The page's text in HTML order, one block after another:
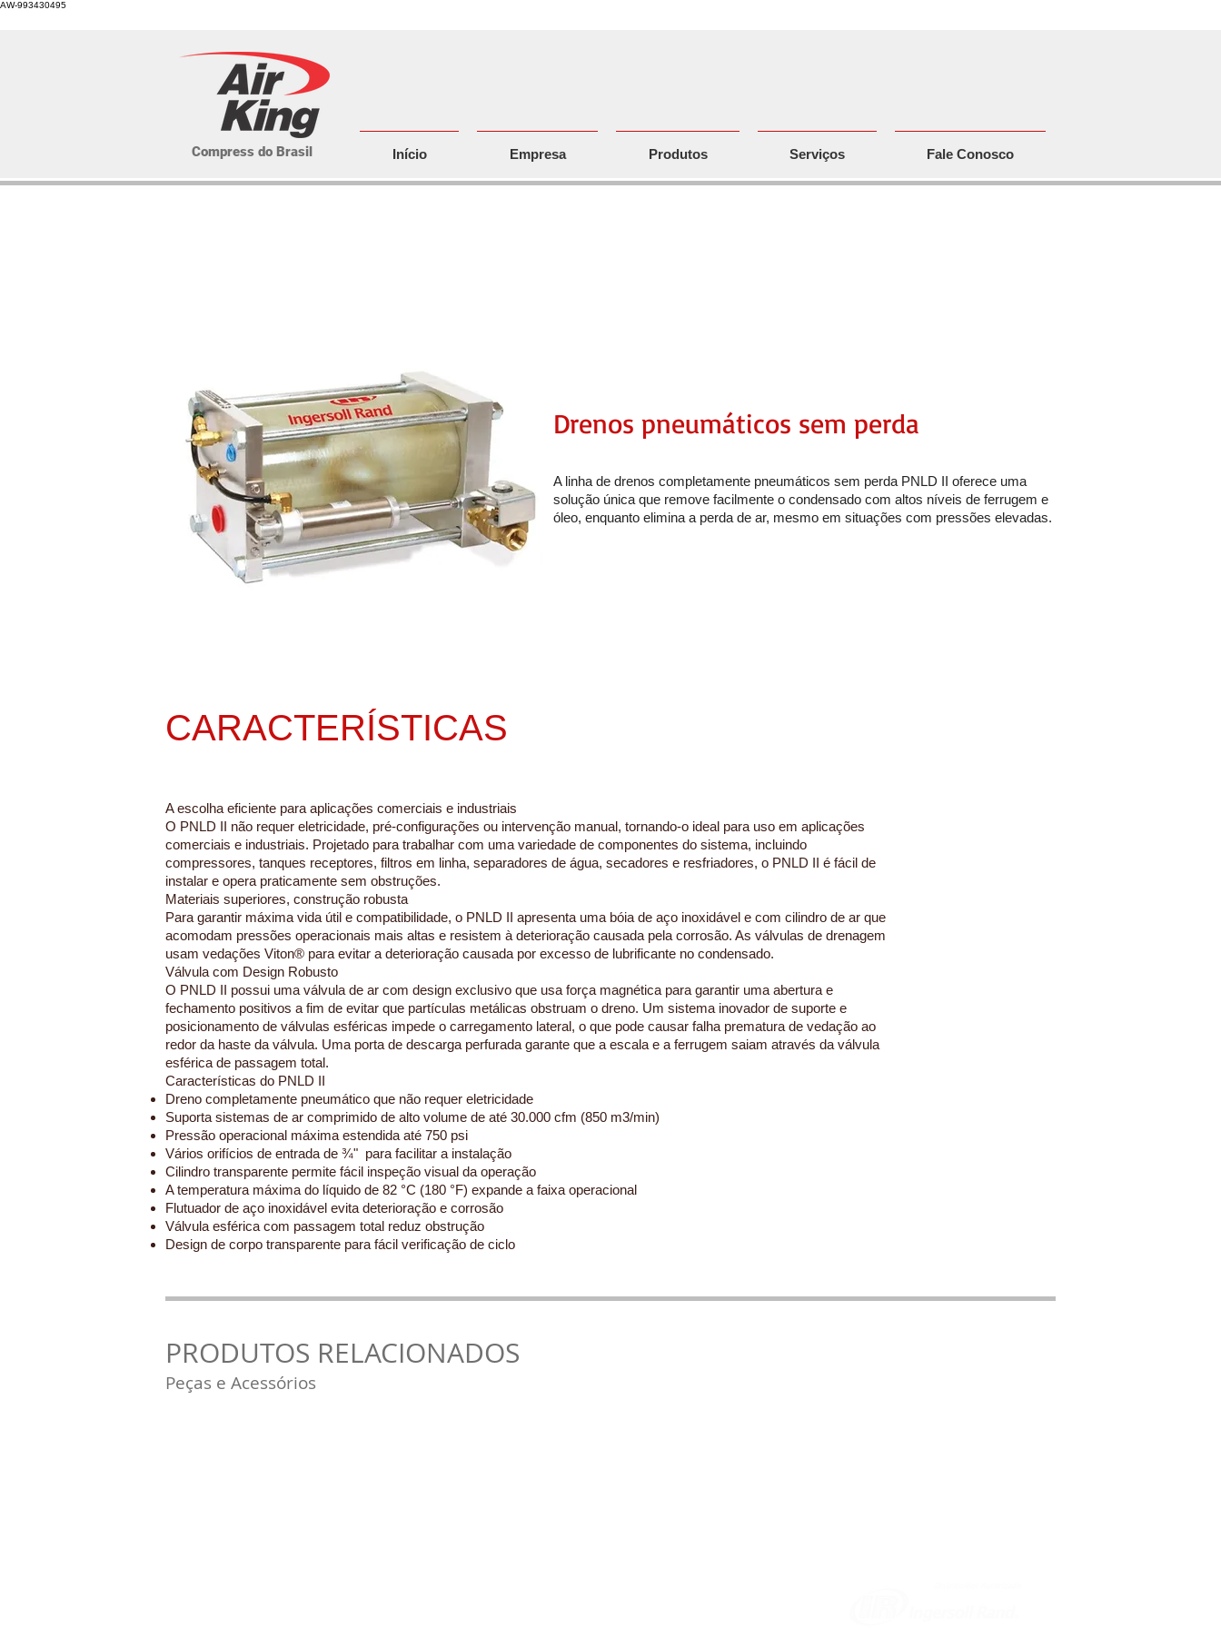
AW-993430495
Compress do Brasil Início Empresa Produtos Serviços Fale Conosco
Drenos pneumáticos sem perda
A linha de drenos completamente pneumáticos sem perda PNLD II oferece uma
solução única que remove facilmente o condensado com altos níveis de ferrugem e
óleo, enquanto elimina a perda de ar, mesmo em situações com pressões elevadas.
CARACTERÍSTICAS
A escolha eficiente para aplicações comerciais e industriais
O PNLD II não requer eletricidade, pré-configurações ou intervenção manual, tornando-o ideal para uso em aplicações
comerciais e industriais. Projetado para trabalhar com uma variedade de componentes do sistema, incluindo
compressores, tanques receptores, filtros em linha, separadores de água, secadores e resfriadores, o PNLD II é fácil de
instalar e opera praticamente sem obstruções.
Materiais superiores, construção robusta
Para garantir máxima vida útil e compatibilidade, o PNLD II apresenta uma bóia de aço inoxidável e com cilindro de ar que
acomodam pressões operacionais mais altas e resistem à deterioração causada pela corrosão. As válvulas de drenagem
usam vedações Viton® para evitar a deterioração causada por excesso de lubrificante no condensado.
Válvula com Design Robusto
O PNLD II possui uma válvula de ar com design exclusivo que usa força magnética para garantir uma abertura e
fechamento positivos a fim de evitar que partículas metálicas obstruam o dreno. Um sistema inovador de suporte e
posicionamento de válvulas esféricas impede o carregamento lateral, o que pode causar falha prematura de vedação ao
redor da haste da válvula. Uma porta de descarga perfurada garante que a escala e a ferrugem saiam através da válvula
esférica de passagem total.
Características do PNLD II
Dreno completamente pneumático que não requer eletricidade
Suporta sistemas de ar comprimido de alto volume de até 30.000 cfm (850 m3/min)
Pressão operacional máxima estendida até 750 psi
Vários orifícios de entrada de ¾" para facilitar a instalação
Cilindro transparente permite fácil inspeção visual da operação
A temperatura máxima do líquido de 82 °C (180 °F) expande a faixa operacional
Flutuador de aço inoxidável evita deterioração e corrosão
Válvula esférica com passagem total reduz obstrução
Design de corpo transparente para fácil verificação de ciclo
PRODUTOS RELACIONADOS
Peças e Acessórios